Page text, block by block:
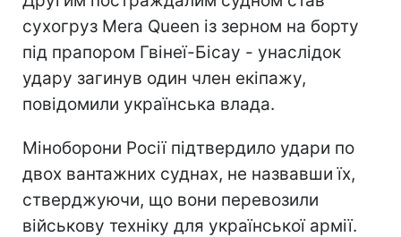
сухогруз Mera Queen із зерном на борту
під прапором Гвінеї-Бісау - унаслідок
удару загинув один член екіпажу,
повідомили українська влада.
Міноборони Росії підтвердило удари по
двох вантажних суднах, не назвавши їх,
стверджуючи, що вони перевозили
військову техніку для української армії.